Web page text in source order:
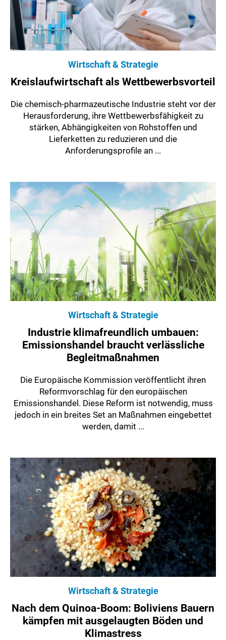
Wirtschaft & Strategie
Kreislaufwirtschaft als Wettbewerbsvorteil
Die chemisch-pharmazeutische Industrie steht vor der
Herausforderung, ihre Wettbewerbsfähigkeit zu
stärken, Abhängigkeiten von Rohstoffen und
Lieferketten zu reduzieren und die
Anforderungsprofile an ...
Wirtschaft & Strategie
Industrie klimafreundlich umbauen:
Emissionshandel braucht verlässliche
Begleitmaßnahmen
Die Europäische Kommission veröffentlicht ihren
Reformvorschlag für den europäischen
Emissionshandel. Diese Reform ist notwendig, muss
jedoch in ein breites Set an Maßnahmen eingebettet
werden, damit ...
Wirtschaft & Strategie
Nach dem Quinoa-Boom: Boliviens Bauern
kämpfen mit ausgelaugten Böden und
Klimastress